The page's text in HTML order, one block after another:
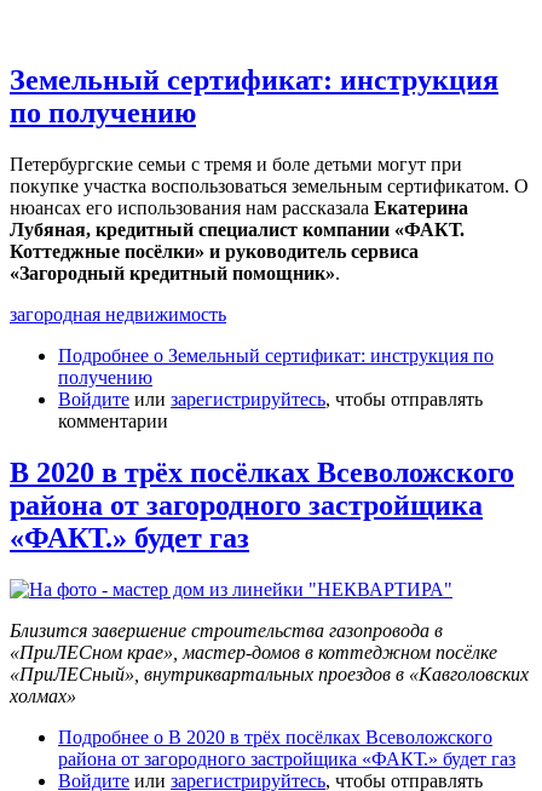
Земельный сертификат: инструкция
по получению
Петербургские семьи с тремя и боле детьми могут при
покупке участка воспользоваться земельным сертификатом. О
нюансах его использования нам рассказала Екатерина
Лубяная, кредитный специалист компании «ФАКТ.
Коттеджные посёлки» и руководитель сервиса
«Загородный кредитный помощник».
загородная недвижимость
Подробнее о Земельный сертификат: инструкция по
получению
Войдите или зарегистрируйтесь, чтобы отправлять
комментарии
В 2020 в трёх посёлках Всеволожского
района от загородного застройщика
«ФАКТ.» будет газ
Близится завершение строительства газопровода в
«ПриЛЕСном крае», мастер-домов в коттеджном посёлке
«ПриЛЕСный», внутриквартальных проездов в «Кавголовских
холмах»
Подробнее о В 2020 в трёх посёлках Всеволожского
района от загородного застройщика «ФАКТ.» будет газ
Войдите или зарегистрируйтесь, чтобы отправлять